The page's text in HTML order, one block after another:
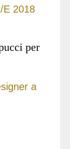
E 2018
per
a